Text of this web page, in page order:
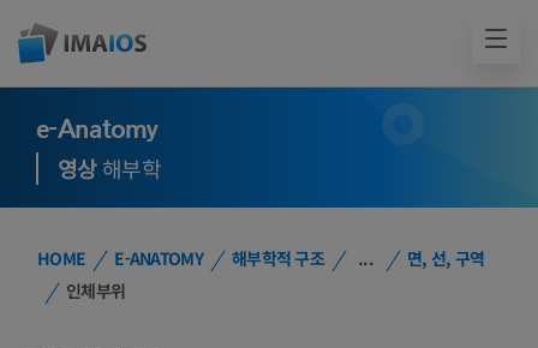
e-Anatomy
영상해부학
HOME E-ANATOMY 해부학적 구조 ...
면, 선, 구역
인체부위